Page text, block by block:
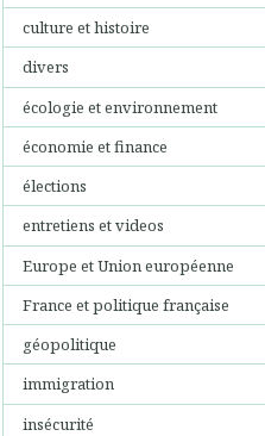
culture et histoire
divers
écologie et environnement
économie et finance
élections
entretiens et videos
Europe et Union européenne
France et politique française
géopolitique
immigration
insécurité